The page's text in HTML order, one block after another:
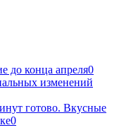
до конца апреля0
изменений
готово. Вкусные
0